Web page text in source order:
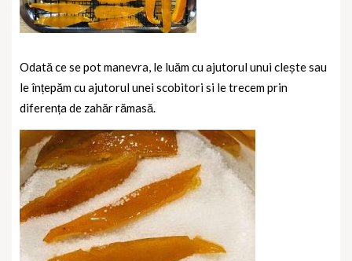
Odată ce se pot manevra, le luăm cu ajutorul unui clește sau
le înțepăm cu ajutorul unei scobitori si le trecem prin
diferența de zahăr rămasă.